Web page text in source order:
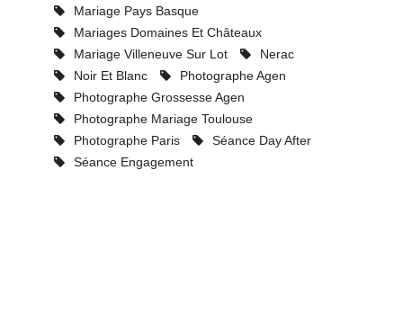
Mariage Pays Basque
Mariages Domaines Et Châteaux
Mariage Villeneuve Sur Lot
Nerac
Noir Et Blanc
Photographe Agen
Photographe Grossesse Agen
Photographe Mariage Toulouse
Photographe Paris
Séance Day After
Séance Engagement